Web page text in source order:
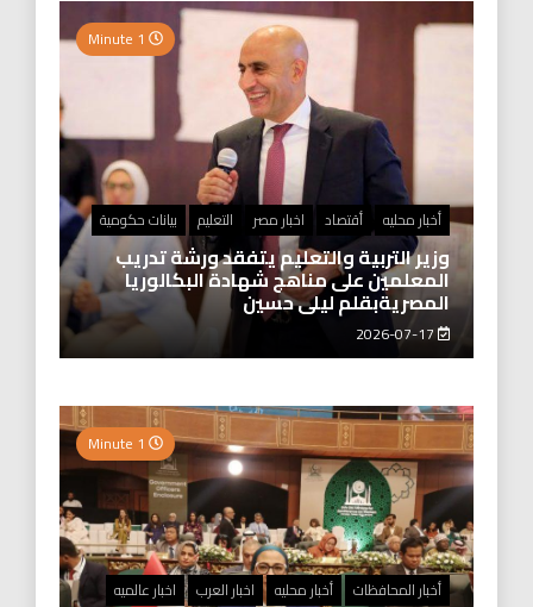
أخبار محليه أقتصاد اخبار مصر التعليم بيانات حكومية
وزير التربية والتعليم يتفقد ورشة تدريب
المعلمين على مناهج شهادة البكالوريا
المصريةبقلم ليلى حسين
2026-07-17
أخبار المحافظات أخبار محليه اخبار العرب
اخبار عالميه